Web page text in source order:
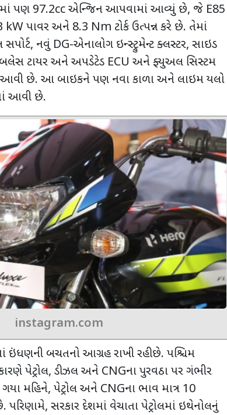
પણ 97.2ccએન્જિન આપવામાં આવ્યું છે, જે E85
kWપાવર અને 8.3 Nm ટોર્ક ઉત્પન્ન કરે છે. તેમાં
, નવું DG-એનાલોગ ઇન્સ્ટ્રુમેન્ટ ક્લસ્ટર, સાઇડ
ટાયર અને અપડેટેડ ECU અને ફ્યુઅલ સિસ્ટમ
છે. આ બાઇકને પણ નવા કાળા અને લાઇમ યલો
આવી છે.
instagram.com
ઇંધણની બચતનો આગ્રહ રાખી રહી છે. પશ્ચિમ
પેટ્રોલ, ડીઝલ અને CNGના પુરવઠા પર ગંભીર
મહિને, પેટ્રોલ અને CNGના ભાવ માત્ર 10
પરિણામે, સરકાર દેશમાં વેચાતા પેટ્રોલમાં ઇથેનોલનું